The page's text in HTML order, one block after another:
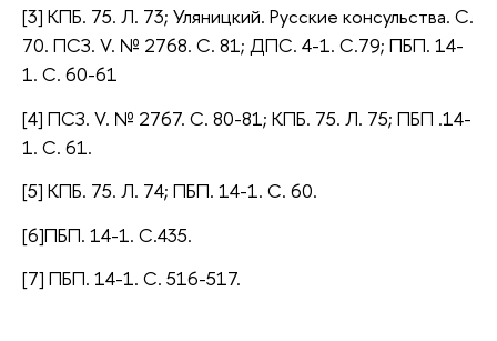
[3] КПБ. 75. Л. 73; Уляницкий. Русские консульства. С.
70. ПСЗ. V. № 2768. С. 81; ДПС. 4-1. С.79; ПБП. 14-
1. С. 60-61
[4] ПСЗ. V. № 2767. С. 80-81; КПБ. 75. Л. 75; ПБП .14-
1. С. 61.
[5] КПБ. 75. Л. 74; ПБП. 14-1. С. 60.
[6]ПБП. 14-1. С.435.
[7] ПБП. 14-1. С. 516-517.